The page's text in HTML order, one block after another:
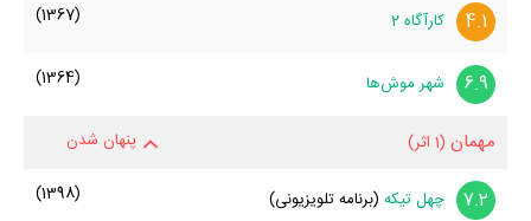
4.1 کارآگاه 2 (1367)
6.9 شهر موش‌ها (1364)
مهمان (1 اثر) پنهان شدن
7.2 چهل تیکه (برنامه تلویزیونی) (1398)